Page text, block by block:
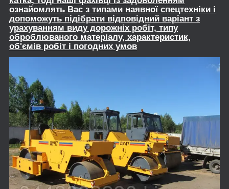
ознайомлять Вас з типами наявної спецтехніки і
допоможуть підібрати відповідний варіант з
урахуванням виду дорожніх робіт, типу
оброблюваного матеріалу, характеристик,
об'ємів робіт і погодних умов